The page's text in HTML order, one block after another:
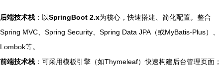
后端技术栈 ：以SpringBoot 2.x为核心，快速搭建、简化配置。整合
Spring MVC、Spring Security、Spring Data JPA（或MyBatis-Plus）、
Lombok等。
前端技术栈 ：可采用模板引擎（如Thymeleaf）快速构建后台管理页面；